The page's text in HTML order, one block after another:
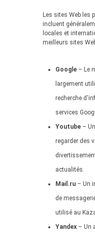
Les sites Web les
incluent
locales et
meilleurs sites
Google – Le
largement
recherche
services
Youtube –
regarder des
actualités.
Mail.ru – Un
de
utilisé au
Yandex – Un